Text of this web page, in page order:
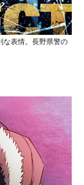
な表情。長野県警の